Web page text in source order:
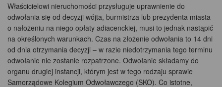
Właścicielowi nieruchomości przysługuje uprawnienie do
odwołania się od decyzji wójta, burmistrza lub prezydenta miasta
o nałożeniu na niego opłaty adiacenckiej, musi to jednak nastąpić
na określonych warunkach. Czas na złożenie odwołania to 14 dni
od dnia otrzymania decyzji – w razie niedotrzymania tego terminu
odwołanie nie zostanie rozpatrzone. Odwołanie składamy do
organu drugiej instancji, którym jest w tego rodzaju sprawie
Samorządowe Kolegium Odwoławczego (SKO). Co istotne,